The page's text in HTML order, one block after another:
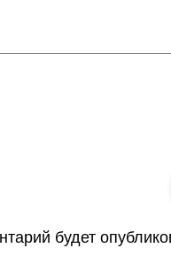
будет